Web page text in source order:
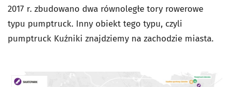
2017 r. zbudowano dwa równoległe tory rowerowe
typu pumptruck. Inny obiekt tego typu, czyli
pumptruck Kuźniki znajdziemy na zachodzie miasta.